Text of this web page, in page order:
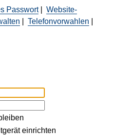
Passwort| Website-
Telefonvorwahlen
einrichten